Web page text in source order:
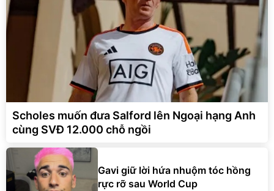
Scholes muốn đưa Salford lên Ngoại hạng Anh
cùng SVĐ 12.000 chỗ ngồi
Gavi giữ lời hứa nhuộm tóc hồng
rực rỡ sau World Cup